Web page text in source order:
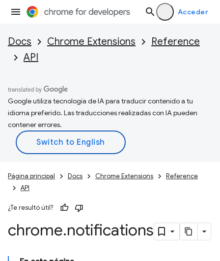
Acceder
Docs Chrome Extensions
Reference
API
Google utiliza tecnología de IA para traducir contenido a tu
idioma preferido. Las traducciones realizadas con IA pueden
contener errores.
Página principal Docs Chrome Extensions
Reference
API
¿Te resultó útil?
chrome.notifications